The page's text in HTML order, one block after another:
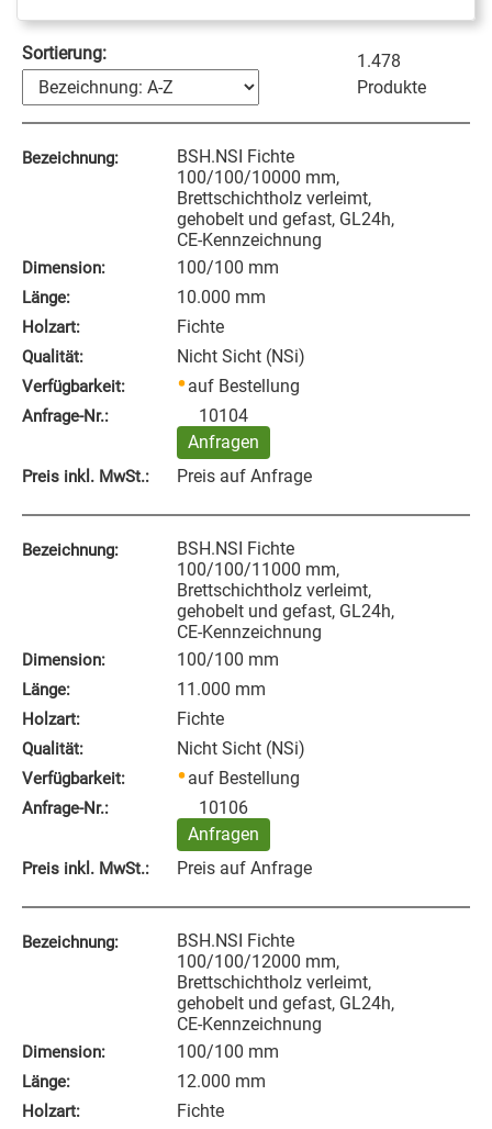
Sortierung:
1.478
Produkte
Bezeichnung:
BSH.NSI Fichte
100/100/10000 mm,
Brettschichtholz verleimt,
gehobelt und gefast, GL24h,
CE-Kennzeichnung
Dimension: 100/100 mm
Länge: 10.000 mm
Holzart: Fichte
Qualität: Nicht Sicht (NSi)
Verfügbarkeit: auf Bestellung
Anfrage‑Nr.:
10104
Anfragen
Preis inkl. MwSt.: Preis auf Anfrage
Bezeichnung:
BSH.NSI Fichte
100/100/11000 mm,
Brettschichtholz verleimt,
gehobelt und gefast, GL24h,
CE-Kennzeichnung
Dimension: 100/100 mm
Länge: 11.000 mm
Holzart: Fichte
Qualität: Nicht Sicht (NSi)
Verfügbarkeit: auf Bestellung
Anfrage‑Nr.:
10106
Anfragen
Preis inkl. MwSt.: Preis auf Anfrage
Bezeichnung:
BSH.NSI Fichte
100/100/12000 mm,
Brettschichtholz verleimt,
gehobelt und gefast, GL24h,
CE-Kennzeichnung
Dimension: 100/100 mm
Länge: 12.000 mm
Holzart: Fichte